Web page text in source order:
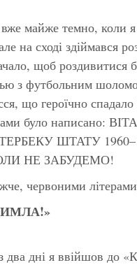
майже темно, коли я
на сході здіймався
щоб роздивитися
з футбольним
що героїчно
було
ШТАТУ
НЕ ЗАБУДЕМО!
червоними
два дні я ввійшов до